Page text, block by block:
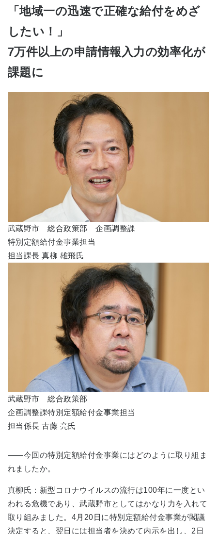
「地域一の迅速で正確な給付をめざ
したい！」
7万件以上の申請情報入力の効率化が
課題に
武蔵野市 総合政策部 企画調整課
特別定額給付金事業担当
担当課長 真柳 雄飛氏
武蔵野市 総合政策部
企画調整課特別定額給付金事業担当
担当係長 古藤 亮氏
――今回の特別定額給付金事業にはどのように取り組ま
れましたか。
真柳氏：新型コロナウイルスの流行は100年に一度とい
われる危機であり、武蔵野市としてはかなり力を入れて
取り組みました。4月20日に特別定額給付金事業が閣議
決定すると、翌日には担当者を決めて内示を出し、2日